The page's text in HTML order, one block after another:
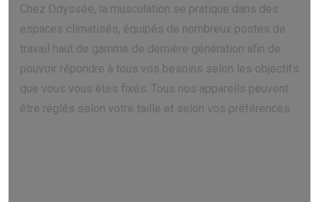
Chez Odyssée, la musculation se pratique dans des
espaces climatisés, équipés de nombreux postes de
travail haut de gamme de dernière génération afin de
pouvoir répondre à tous vos besoins selon les objectifs
que vous vous êtes fixés. Tous nos appareils peuvent
être réglés selon votre taille et selon vos préférences.